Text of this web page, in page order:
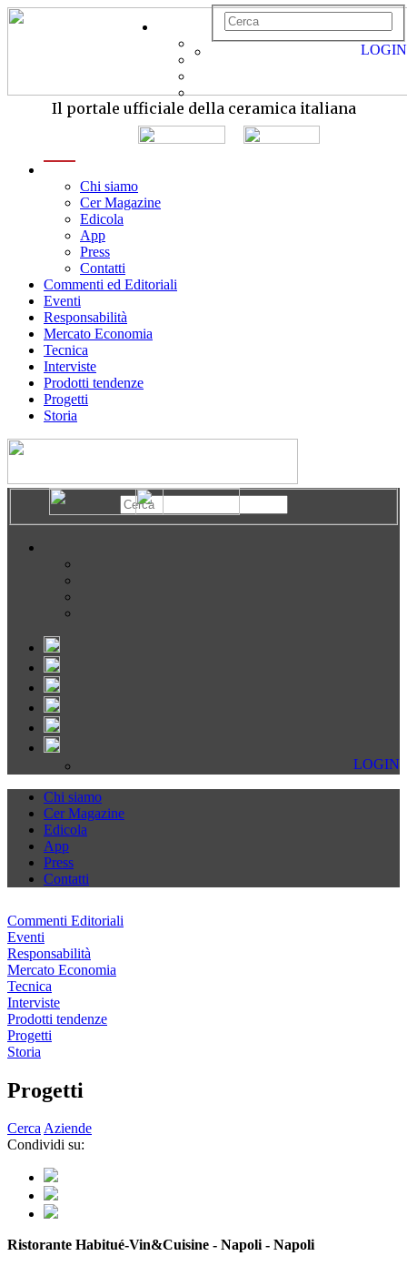
Il portale ufficiale della ceramica italiana
Chi siamo
Cer Magazine
Edicola
App
Press
Contatti
Commenti ed Editoriali
Eventi
Responsabilità
Mercato Economia
Tecnica
Interviste
Prodotti tendenze
Progetti
Storia
LOGIN
LOGIN
Chi siamo
Cer Magazine
Edicola
App
Press
Contatti
Commenti Editoriali
Eventi
Responsabilità
Mercato Economia
Tecnica
Interviste
Prodotti tendenze
Progetti
Storia
Progetti
CercaAziende
Condividi su:
Ristorante Habitué-Vin&Cuisine - Napoli - Napoli